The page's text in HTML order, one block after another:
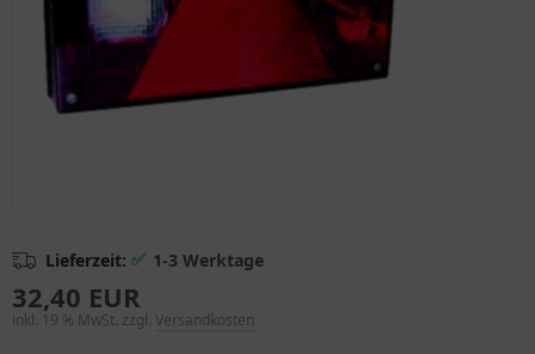
Lieferzeit: ✅ 1-3 Werktage
32,40 EUR
inkl. 19 % MwSt. zzgl. Versandkosten